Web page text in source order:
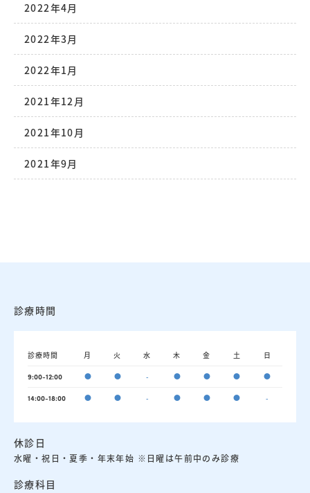
2022年4月
2022年3月
2022年1月
2021年12月
2021年10月
2021年9月
診療時間
診療時間 月 火 水 木 金 土 日
9:00-12:00 ● ● - ● ● ● ●
14:00-18:00 ● ● - ● ● ● -
休診日
水曜・祝日・夏季・年末年始 ※日曜は午前中のみ診療
診療科目